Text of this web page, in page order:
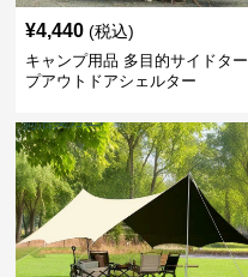
¥4,440 (税込)
キャンプ用品 多目的サイドター
プアウトドアシェルター